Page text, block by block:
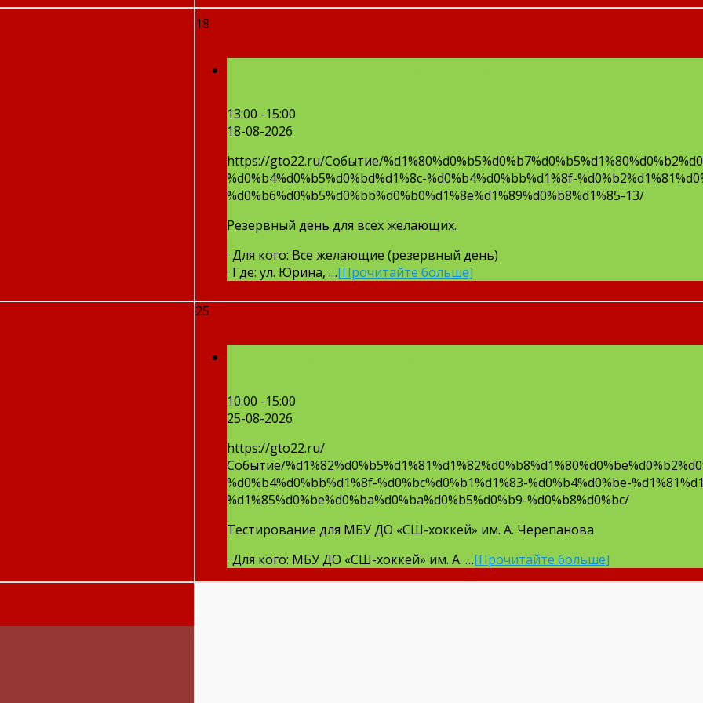
18
13:00 -15:00
18-08-2026
https://gto22.ru/Событие/
%d0%b4%d0%b5%d0%bd%d1%8c-%d0%b4%d0%bb%d1%8f-
%d0%b6%d0%b5%d0%bb%d0%b0%d1%8e%d1%89%d0%b8%d1%85-13/
Резервный день для всех желающих.
· Для кого: Все желающие (резервный день)
· Где: ул. Юрина, …[Прочитайте больше]
25
10:00 -15:00
25-08-2026
https://gto22.ru/
Событие/
%d0%b4%d0%bb%d1%8f-%d0%bc%d0%b1%d1%83-%d0%b4%d0%be-
%d1%85%d0%be%d0%ba%d0%ba%d0%b5%d0%b9-%d0%b8%d0%bc/
Тестирование для МБУ ДО «СШ-хоккей» им. А. Черепанова
· Для кого: МБУ ДО «СШ-хоккей» им. А. …[Прочитайте больше]